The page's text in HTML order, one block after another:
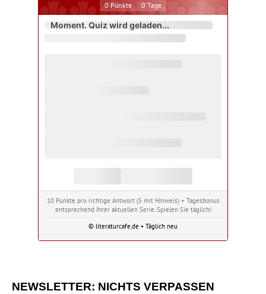
0 Punkte 0 Tage
Moment. Quiz wird geladen...
10 Punkte pro richtige Antwort (5 mit Hinweis) + Tagesbonus
entsprechend Ihrer aktuellen Serie. Spielen Sie täglich!
© literaturcafe.de • Täglich neu
NEWSLETTER: NICHTS VERPASSEN